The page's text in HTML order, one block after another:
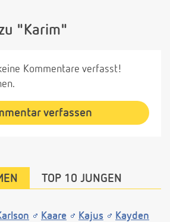
"Karim"
Kommentare verfasst!
verfassen
TOP 10 JUNGEN
Kaare Kajus
Kayden